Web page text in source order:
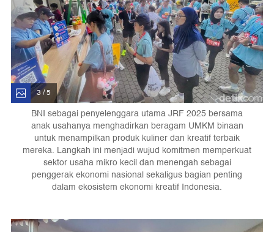
3 / 5
BNI sebagai penyelenggara utama JRF 2025 bersama
anak usahanya menghadirkan beragam UMKM binaan
untuk menampilkan produk kuliner dan kreatif terbaik
mereka. Langkah ini menjadi wujud komitmen memperkuat
sektor usaha mikro kecil dan menengah sebagai
penggerak ekonomi nasional sekaligus bagian penting
dalam ekosistem ekonomi kreatif Indonesia.